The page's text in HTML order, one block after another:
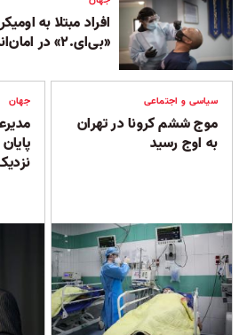
افراد مبتلا به
«بی‌ای.۲» در امان‌اند
سیاسی و اجتماعی
موج ششم کرونا در تهران
به اوج رسید
جهان